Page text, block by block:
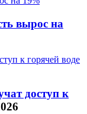
вырос на
доступ к